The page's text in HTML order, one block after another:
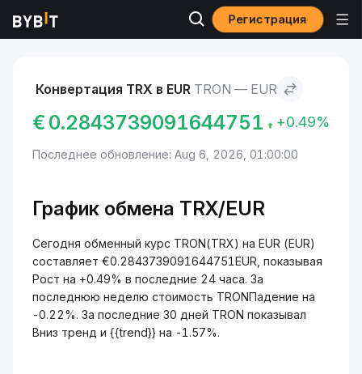
Регистрация
Рынки TRON to EUR
Конвертация TRX в EUR TRON — EUR
€ 0.2843739091644751 +0.49%
Последнее обновление: Aug 6, 2026, 01:00:00
График обмена TRX/EUR
Сегодня обменный курс TRON(TRX) на EUR (EUR)
составляет €0.2843739091644751EUR, показывая
Рост на +0.49% в последние 24 часа. За
последнюю неделю стоимость TRONПадение на
-0.22%. За последние 30 дней TRON показывал
Вниз тренд и {{trend}} на -1.57%.